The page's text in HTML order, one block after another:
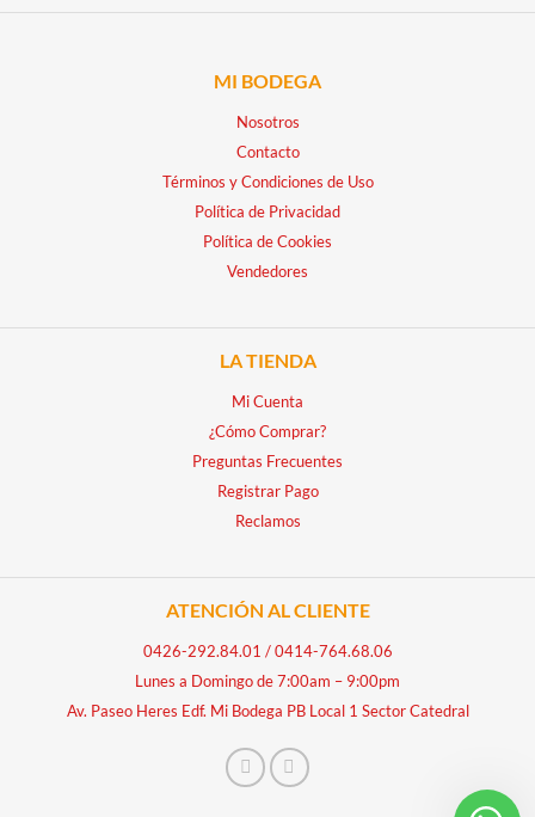
MI BODEGA
Nosotros
Contacto
Términos y Condiciones de Uso
Política de Privacidad
Política de Cookies
Vendedores
LA TIENDA
Mi Cuenta
¿Cómo Comprar?
Preguntas Frecuentes
Registrar Pago
Reclamos
ATENCIÓN AL CLIENTE
0426-292.84.01 /0414-764.68.06
Lunes a Domingo de 7:00am – 9:00pm
Av. Paseo Heres Edf. Mi Bodega PB Local 1 Sector Catedral